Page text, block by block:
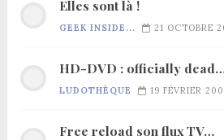
Elles sont là !
GEEK INSIDE... 21 OCTOBRE
HD-DVD : officially
LUDOTHÈQUE 19 FÉVRIER
Free reload son flux TV…